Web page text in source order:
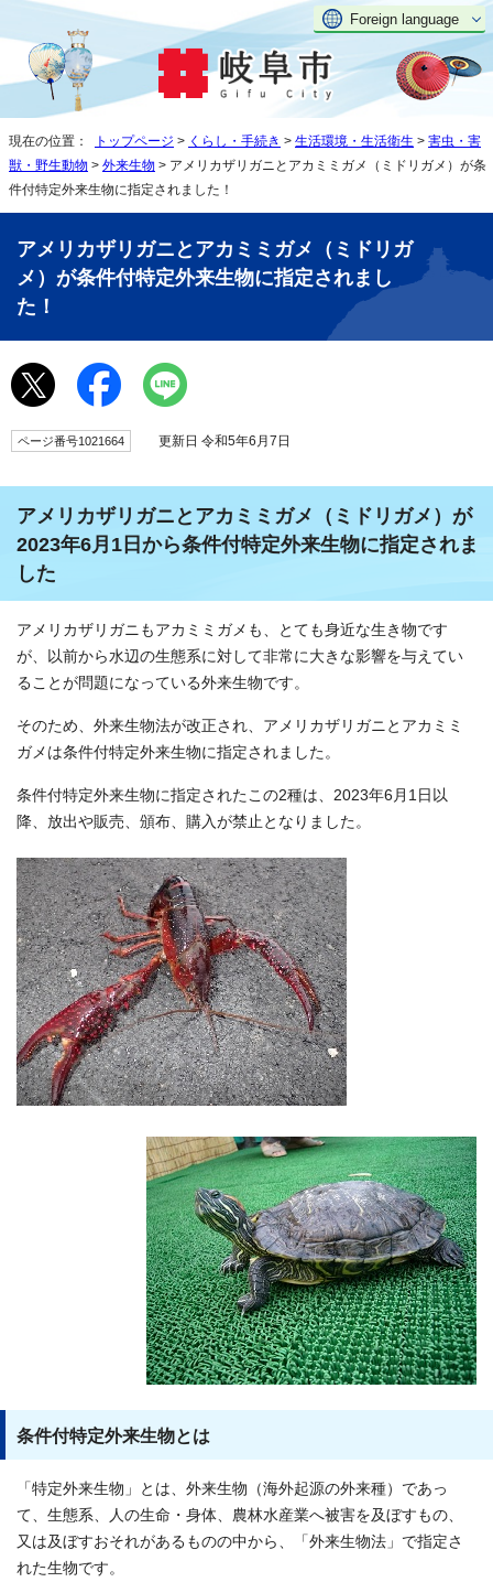
Foreign language
現在の位置： トップページ > くらし・手続き > 生活環境・生活衛生 > 害虫・害
獣・野生動物 > 外来生物 > アメリカザリガニとアカミミガメ（ミドリガメ）が条
件付特定外来生物に指定されました！
アメリカザリガニとアカミミガメ（ミドリガ
メ）が条件付特定外来生物に指定されまし
た！
ページ番号1021664 更新日 令和5年6月7日
アメリカザリガニとアカミミガメ（ミドリガメ）が
2023年6月1日から条件付特定外来生物に指定されま
した
アメリカザリガニもアカミミガメも、とても身近な生き物です
が、以前から水辺の生態系に対して非常に大きな影響を与えてい
ることが問題になっている外来生物です。
そのため、外来生物法が改正され、アメリカザリガニとアカミミ
ガメは条件付特定外来生物に指定されました。
条件付特定外来生物に指定されたこの2種は、2023年6月1日以
降、放出や販売、頒布、購入が禁止となりました。
条件付特定外来生物とは
「特定外来生物」とは、外来生物（海外起源の外来種）であっ
て、生態系、人の生命・身体、農林水産業へ被害を及ぼすもの、
又は及ぼすおそれがあるものの中から、「外来生物法」で指定さ
れた生物です。